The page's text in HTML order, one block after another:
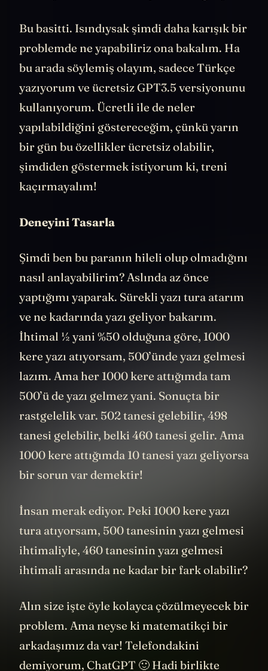
Bu basitti. Isındıysak şimdi daha karışık bir
problemde ne yapabiliriz ona bakalım. Ha
bu arada söylemiş olayım, sadece Türkçe
yazıyorum ve ücretsiz GPT3.5 versiyonunu
kullanıyorum. Ücretli ile de neler
yapılabildiğini göstereceğim, çünkü yarın
bir gün bu özellikler ücretsiz olabilir,
şimdiden göstermek istiyorum ki, treni
Şimdi ben bu paranın hileli olup olmadığını
nasıl anlayabilirim? Aslında az önce
yaptığımı yaparak. Sürekli yazı tura atarım
ve ne kadarında yazı geliyor bakarım.
İhtimal ½ yani %50 olduğuna göre, 1000
kere yazı atıyorsam, 500’ünde yazı gelmesi
lazım. Ama her 1000 kere attığımda tam
500’ü de yazı gelmez yani. Sonuçta bir
rastgelelik var. 502 tanesi gelebilir, 498
tanesi gelebilir, belki 460 tanesi gelir. Ama
1000 kere attığımda 10 tanesi yazı geliyorsa
İnsan merak ediyor. Peki 1000 kere yazı
tura atıyorsam, 500 tanesinin yazı gelmesi
ihtimaliyle, 460 tanesinin yazı gelmesi
Alın size işte öyle kolayca çözülmeyecek bir
problem. Ama neyse ki matematikçi bir
arkadaşımız da var! Telefondakini